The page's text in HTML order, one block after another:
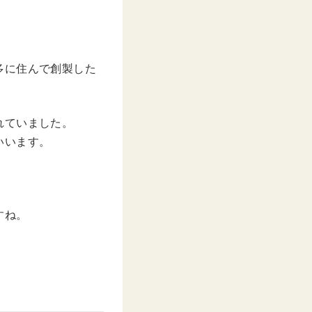
に住んで創製した
いました。
ます。
。